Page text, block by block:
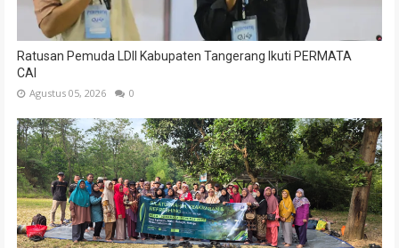
Ratusan Pemuda LDII Kabupaten Tangerang Ikuti PERMATA
CAI
Agustus 05, 2026 0